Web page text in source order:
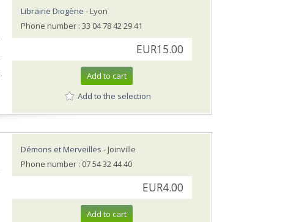
Librairie Diogène - Lyon
Phone number : 33 04 78 42 29 41
EUR15.00
Add to cart
Add to the selection
Démons et Merveilles - Joinville
Phone number : 07 54 32 44 40
EUR4.00
Add to cart